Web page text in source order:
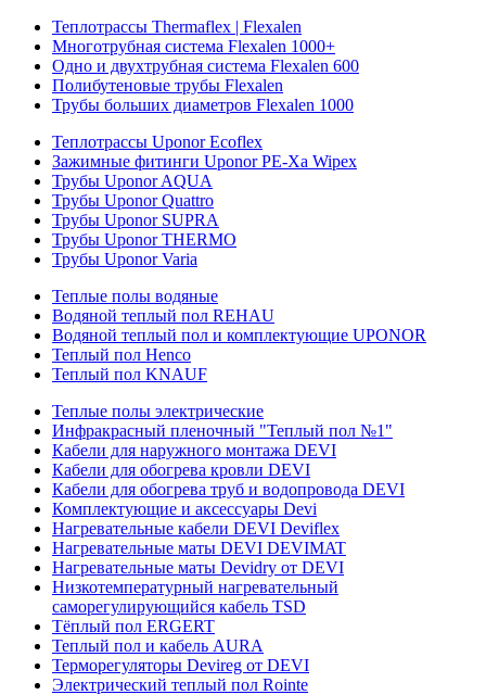
Теплотрассы Thermaflex | Flexalen
Многотрубная система Flexalen 1000+
Одно и двухтрубная система Flexalen 600
Полибутеновые трубы Flexalen
Трубы больших диаметров Flexalen 1000
Теплотрассы Uponor Ecoflex
Зажимные фитинги Uponor PE-Xa Wipex
Трубы Uponor AQUA
Трубы Uponor Quattro
Трубы Uponor SUPRA
Трубы Uponor THERMO
Трубы Uponor Varia
Теплые полы водяные
Водяной теплый пол REHAU
Водяной теплый пол и комплектующие UPONOR
Теплый пол Henco
Теплый пол KNAUF
Теплые полы электрические
Инфракрасный пленочный "Теплый пол №1"
Кабели для наружного монтажа DEVI
Кабели для обогрева кровли DEVI
Кабели для обогрева труб и водопровода DEVI
Комплектующие и аксессуары Devi
Нагревательные кабели DEVI Deviflex
Нагревательные маты DEVI DEVIMAT
Нагревательные маты Devidry от DEVI
Низкотемпературный нагревательный
саморегулирующийся кабель TSD
Тёплый пол ERGERT
Теплый пол и кабель AURA
Терморегуляторы Devireg от DEVI
Электрический теплый пол Rointe